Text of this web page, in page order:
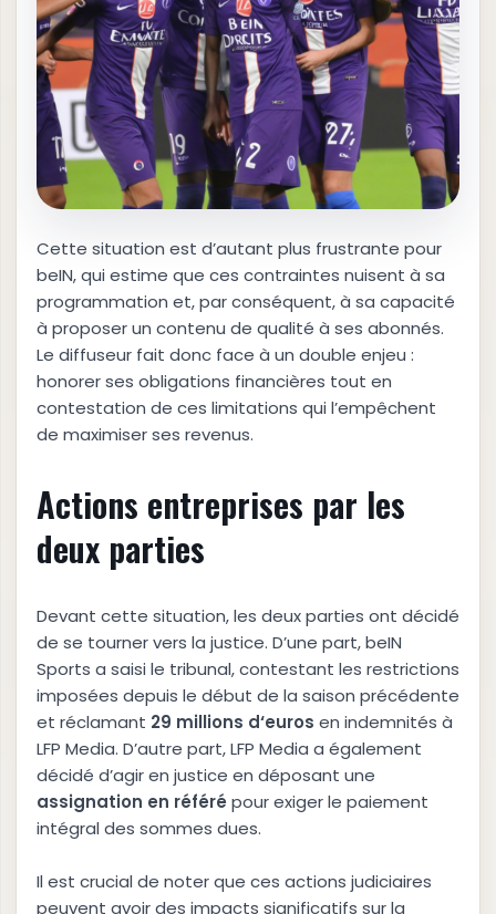
Cette situation est d’autant plus frustrante pour
beIN, qui estime que ces contraintes nuisent à sa
programmation et, par conséquent, à sa capacité
à proposer un contenu de qualité à ses abonnés.
Le diffuseur fait donc face à un double enjeu :
honorer ses obligations financières tout en
contestation de ces limitations qui l’empêchent
de maximiser ses revenus.
Actions entreprises par les
deux parties
Devant cette situation, les deux parties ont décidé
de se tourner vers la justice. D’une part, beIN
Sports a saisi le tribunal, contestant les restrictions
imposées depuis le début de la saison précédente
et réclamant 29 millions d‘euros en indemnités à
LFP Media. D’autre part, LFP Media a également
décidé d’agir en justice en déposant une
assignation en référé pour exiger le paiement
intégral des sommes dues.
Il est crucial de noter que ces actions judiciaires
peuvent avoir des impacts significatifs sur la